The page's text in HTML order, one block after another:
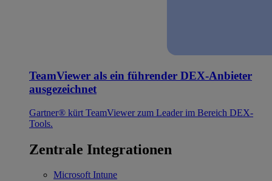
TeamViewer als ein führender DEX-Anbieter
ausgezeichnet
Gartner® kürt TeamViewer zum Leader im Bereich DEX-
Tools.
Zentrale Integrationen
Microsoft Intune